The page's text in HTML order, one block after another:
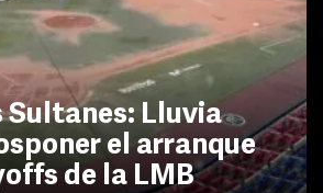
Sultanes: Lluvia
el arranque
de la LMB